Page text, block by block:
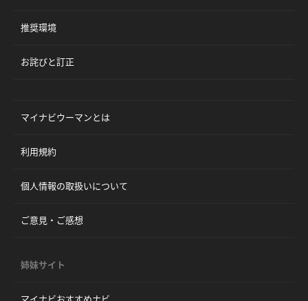
推奨環境
お詫びと訂正
マイナビウーマンとは
利用規約
個人情報の取扱いについて
ご意見・ご感想
姉妹サイト